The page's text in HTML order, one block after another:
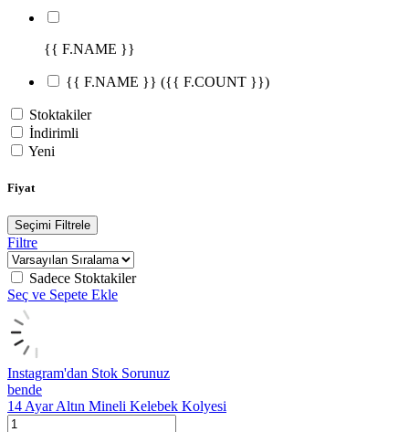
{{ F.NAME }}
{{ F.NAME }} ({{ F.COUNT }})
Stoktakiler
İndirimli
Yeni
Fiyat
Seçimi Filtrele
Filtre
Sadece Stoktakiler
Seç ve Sepete Ekle
Instagram'dan Stok Sorunuz
bende
14 Ayar Altın Mineli Kelebek Kolyesi